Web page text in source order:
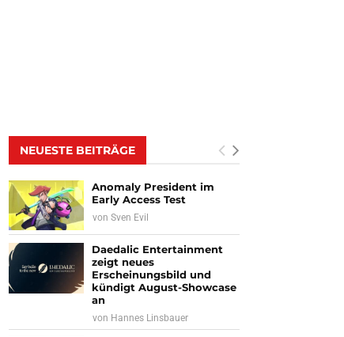
NEUESTE BEITRÄGE
Anomaly President im
Early Access Test
vonSven Evil
Daedalic Entertainment
zeigt neues
Erscheinungsbild und
kündigt August-Showcase
an
von Hannes Linsbauer